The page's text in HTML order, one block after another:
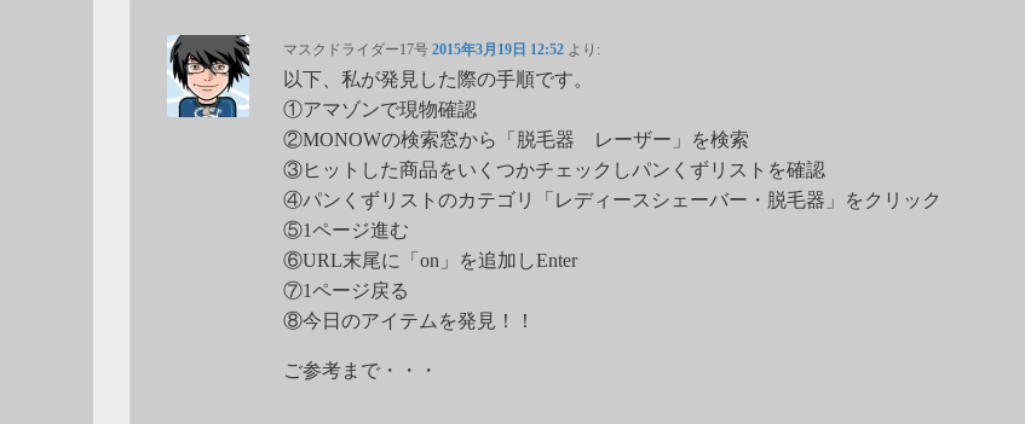
マスクドライダー17号 2015年3月19日 12:52 より:
以下、私が発見した際の手順です。
①アマゾンで現物確認
②MONOWの検索窓から「脱毛器 レーザー」を検索
③ヒットした商品をいくつかチェックしパンくずリストを確認
④パンくずリストのカテゴリ「レディースシェーバー・脱毛器」をクリック
⑤1ページ進む
⑥URL末尾に「on」を追加しEnter
⑦1ページ戻る
⑧今日のアイテムを発見！！
ご参考まで・・・